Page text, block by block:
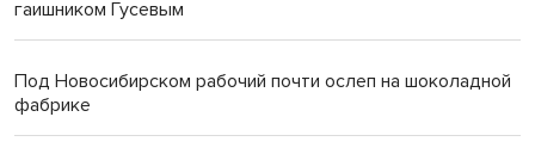
гаишником Гусевым
Под Новосибирском рабочий почти ослеп на шоколадной
фабрике